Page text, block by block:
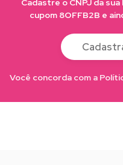
Cadastre o CNPJ da
cupom 8OFFB2B e
Você concorda com a